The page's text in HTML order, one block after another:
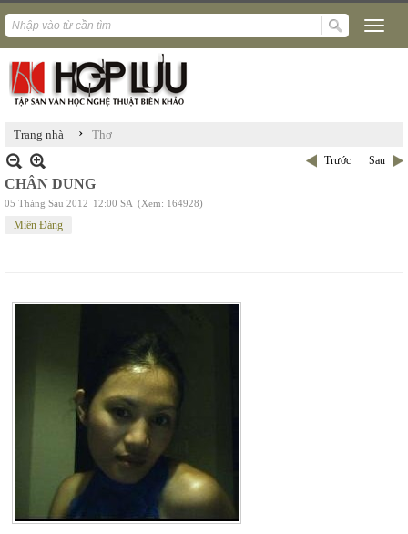
Trang nhà › Thơ
Trước Sau
CHÂN DUNG
05 Tháng Sáu 2012 12:00 SA (Xem: 164928)
Miên Đáng